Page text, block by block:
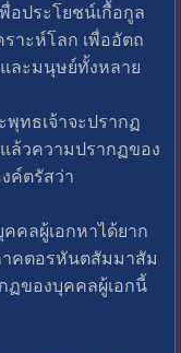
อประโยชน์เกื้อกูล
าะห์โลก เพื่ออัตถ
ละมนุษย์ทั้งหลาย
ทธเจ้าจะปรากฏ
ล้วความปรากฏของ
ค์ตรัสว่า
คลผู้เอกหาได้ยาก
าคตอรหันตสัมมาสัม
ฏของบุคคลผู้เอกนี้